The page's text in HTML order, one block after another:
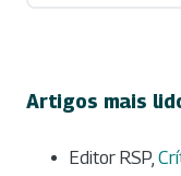
Artigos mais
Editor RSP,